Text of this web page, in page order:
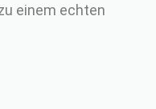
einem echten